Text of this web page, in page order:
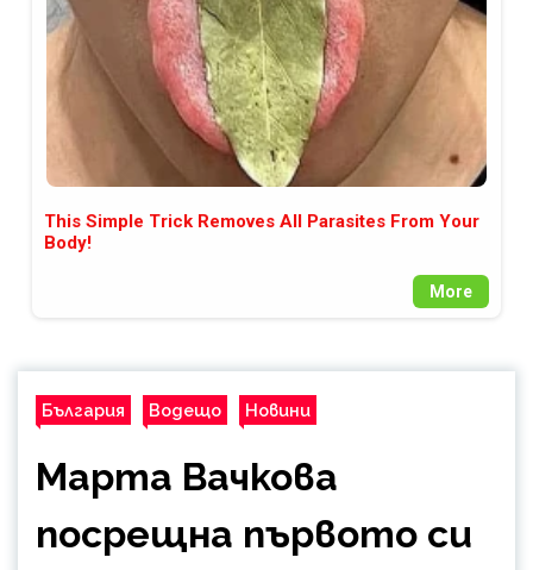
This Simple Trick Removes All Parasites From Your
Body!
More
България Водещо Новини
Марта Вачкова
посрещна първото си